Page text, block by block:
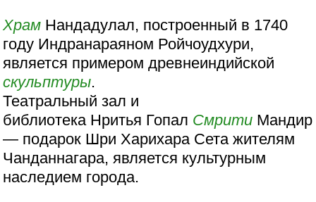
Храм Нандадулал, построенный в 1740
году Индранараяном Ройчоудхури,
является примером древнеиндийской
скульптуры.
Театральный зал и
библиотека Нритья Гопал Смрити Мандир
— подарок Шри Харихара Сета жителям
Чанданнагара, является культурным
наследием города.